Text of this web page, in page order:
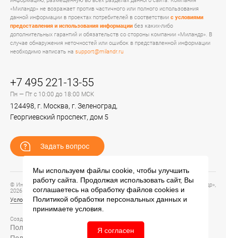
«Миландр» не возражает против частичного или полного использования
данной информации в проектах потребителей в соответствии с условиями
предоставления и использования информации без каких-либо
дополнительных гарантий и обязательств со стороны компании «Миландр». В
случае обнаружения неточностей или ошибок в представленной информации
необходимо написать на support@milandr.ru
+7 495 221-13-55
Пн — Пт с 10:00 до 18:00 МСК
124498, г. Москва, г. Зеленоград,
Георгиевский проспект, дом 5
Задать вопрос
© Информационный портал технической поддержки ЦП ИС АО «ПКК Миландр»,
2026
Условия предоставления и использования информации
Создание сайта –
Политика обработки персональных данных
Мы используем файлы cookie, чтобы улучшить
работу сайта. Продолжая использовать сайт, Вы
соглашаетесь на обработку файлов cookies и
Политикой обработки персональных данных и
принимаете условия.
Я согласен